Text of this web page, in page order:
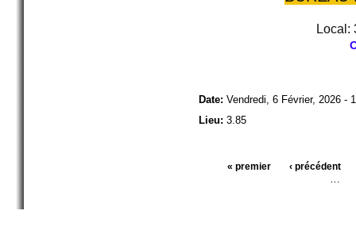
Local:
Date: Vendredi, 6 Février, 2026 -
Lieu: 3.85
Pages
« premier ‹ précédent
…